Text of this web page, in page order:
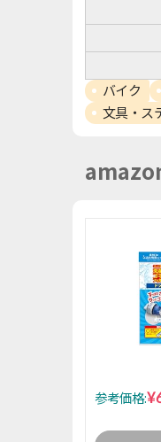
バイク
文具・ス
参考価格: